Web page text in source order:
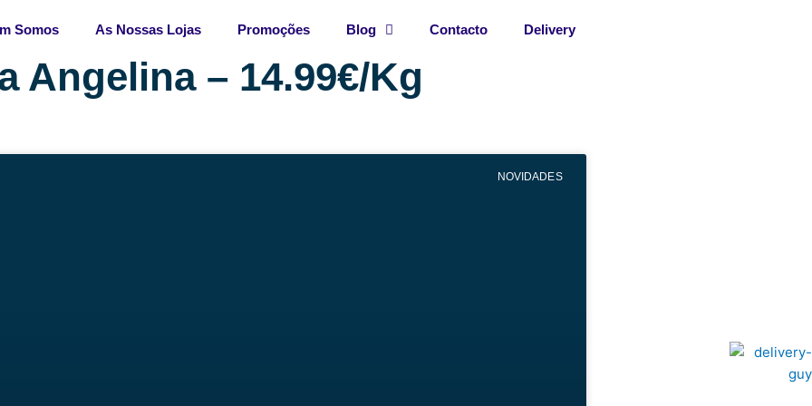
Somos As Nossas Lojas Promoções Blog Contacto Delivery
Angelina – 14.99€/Kg
NOVIDADES